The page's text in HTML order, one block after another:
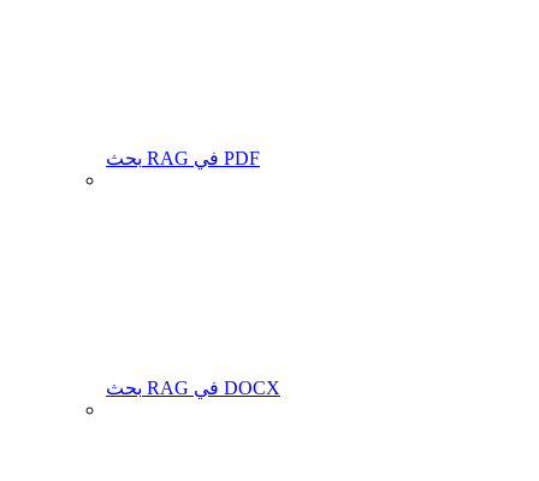
بحث RAG في PDF
بحث RAG في DOCX